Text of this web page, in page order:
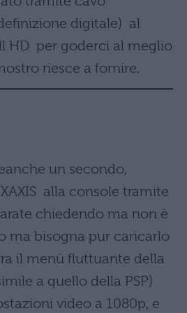
digitale) al
HD per goderci al meglio
riesce a fornire.
un secondo,
alla console tramite
chiedendo ma non è
ma bisogna pur caricarlo
il menù fluttuante della
a quello della PSP)
video a 1080p, e